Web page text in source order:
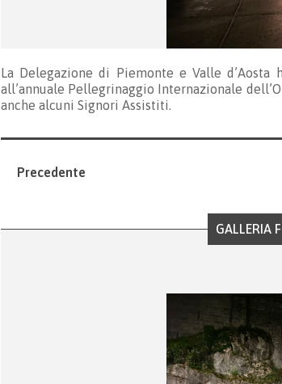
La Delegazione di Piemonte e Valle
all’annuale Pellegrinaggio Internazionale
anche alcuni Signori Assistiti.
Precedente
GALLERIA